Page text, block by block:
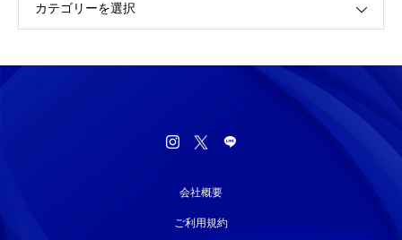
カテゴリーを選択
会社概要
ご利用規約